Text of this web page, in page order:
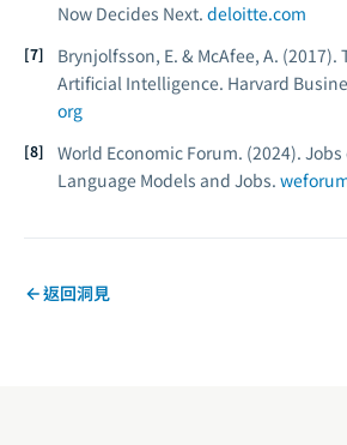
Now Decides Next. deloitte.com
Brynjolfsson, E. & McAfee, A. (2017).
Artificial Intelligence. Harvard
org
World Economic Forum. (2024). Jobs
Language Models and Jobs.
返回洞見